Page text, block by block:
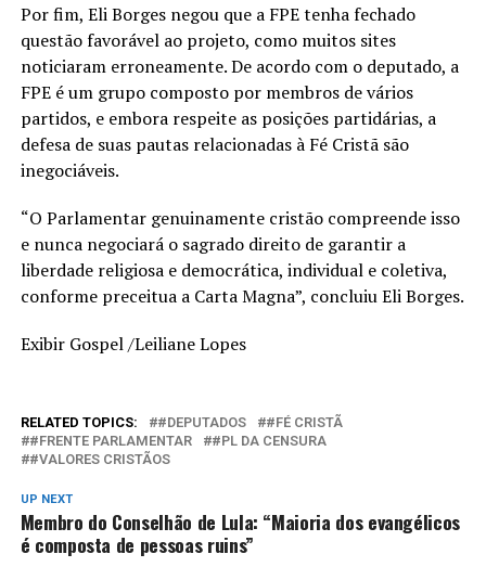
Por fim, Eli Borges negou que a FPE tenha fechado
questão favorável ao projeto, como muitos sites
noticiaram erroneamente. De acordo com o deputado, a
FPE é um grupo composto por membros de vários
partidos, e embora respeite as posições partidárias, a
defesa de suas pautas relacionadas à Fé Cristã são
inegociáveis.
“O Parlamentar genuinamente cristão compreende isso
e nunca negociará o sagrado direito de garantir a
liberdade religiosa e democrática, individual e coletiva,
conforme preceitua a Carta Magna”, concluiu Eli Borges.
Exibir Gospel /Leiliane Lopes
RELATED TOPICS: #DEPUTADOS
#FÉ CRISTÃ
#FRENTE PARLAMENTAR
#PL DA CENSURA
#VALORES CRISTÃOS
UP NEXT
Membro do Conselhão de Lula: “Maioria dos evangélicos
é composta de pessoas ruins”